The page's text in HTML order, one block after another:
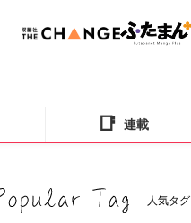
📑 連載
人気タグ